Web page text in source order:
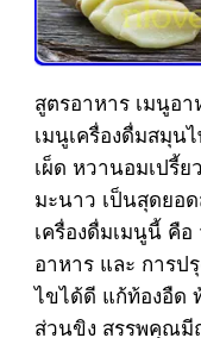
สูตรอาหาร เมนูอ
เมนูเครื่องดื่มสมุน
เผ็ด หวานอมเปรี้
มะนาว เป็นสุดยอ
เครื่องดื่มเมนูนี้ คื
อาหาร และ การ
ไขได้ดี แก้ท้องอืด
ส่วนขิง สรรพคุณมี